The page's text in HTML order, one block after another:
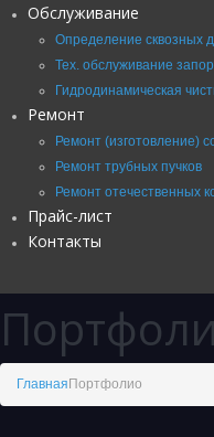
Обслуживание
Определение сквозных
Тех. обслуживание
Гидродинамическая
Ремонт
Ремонт (изготовление)
Ремонт трубных пучков
Ремонт отечественных
Прайс-лист
Контакты
Главная Портфолио